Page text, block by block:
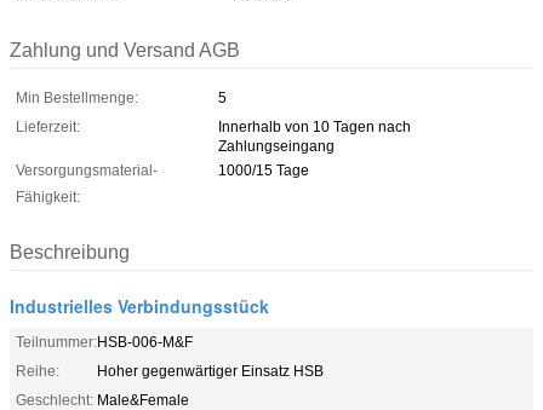
Zahlung und Versand AGB
Min Bestellmenge:
5
Lieferzeit:
Innerhalb von 10 Tagen nach
Zahlungseingang
Versorgungsmaterial-
Fähigkeit:
1000/15 Tage
Beschreibung
Industrielles Verbindungsstück
Teilnummer:HSB-006-M&F
Reihe:
Hoher gegenwärtiger Einsatz HSB
Geschlecht: Male&Female